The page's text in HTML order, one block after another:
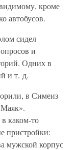
кроме
автобусов.
сидел
и
Одних в
и т. д.
в Симеиз
каком-то
пристройки:
мужской корпус